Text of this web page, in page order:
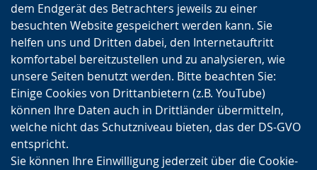
dem Endgerät des Betrachters jeweils zu einer
besuchten Website gespeichert werden kann. Sie
helfen uns und Dritten dabei, den Internetauftritt
komfortabel bereitzustellen und zu analysieren, wie
unsere Seiten benutzt werden. Bitte beachten Sie:
Einige Cookies von Drittanbietern (z.B. YouTube)
können Ihre Daten auch in Drittländer übermitteln,
welche nicht das Schutzniveau bieten, das der DS-GVO
entspricht.
Sie können Ihre Einwilligung jederzeit über die Cookie-